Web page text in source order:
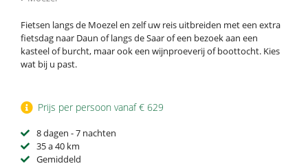
Fietsen langs de Moezel en zelf uw reis uitbreiden met een extra
fietsdag naar Daun of langs de Saar of een bezoek aan een
kasteel of burcht, maar ook een wijnproeverij of boottocht. Kies
wat bij u past.
Prijs per persoon vanaf € 629
8 dagen - 7 nachten
35 a 40 km
Gemiddeld